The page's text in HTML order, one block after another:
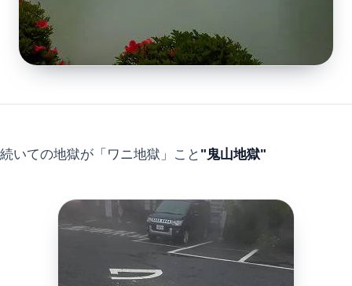
続いての地獄が「ワニ地獄」こと "鬼山地獄"